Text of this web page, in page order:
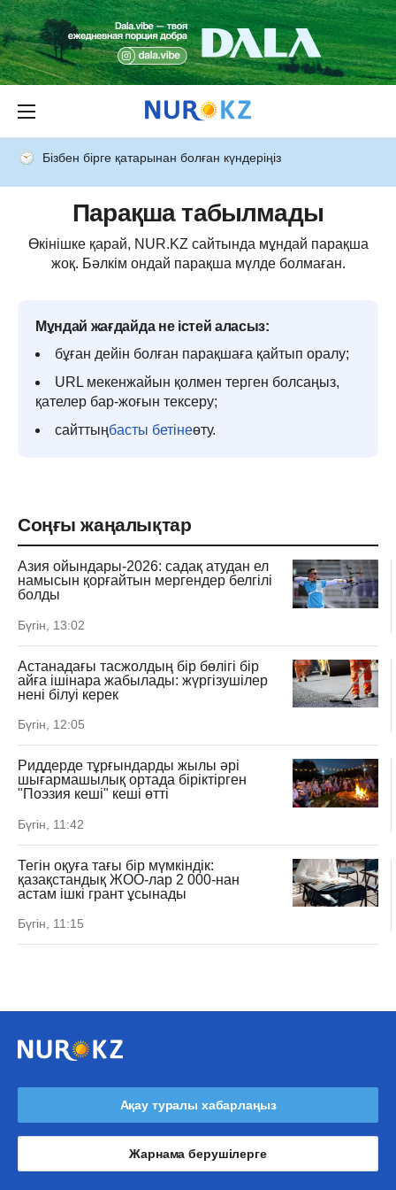
Бізбен бірге қатарынан болған күндеріңіз
Парақша табылмады
Өкінішке қарай, NUR.KZ сайтында мұндай парақша
жоқ. Бәлкім ондай парақша мүлде болмаған.
Мұндай жағдайда не істей аласыз:
бұған дейін болған парақшаға қайтып оралу;
URL мекенжайын қолмен терген болсаңыз,
қателер бар-жоғын тексеру;
сайттыңбасты бетінеөту.
Соңғы жаңалықтар
Азия ойындары-2026: садақ атудан ел
намысын қорғайтын мергендер белгілі
болды
Бүгін, 13:02
Астанадағы тасжолдың бір бөлігі бір
айға ішінара жабылады: жүргізушілер
нені білуі керек
Бүгін, 12:05
Риддерде тұрғындарды жылы әрі
шығармашылық ортада біріктірген
"Поэзия кеші" кеші өтті
Бүгін, 11:42
Тегін оқуға тағы бір мүмкіндік:
қазақстандық ЖОО-лар 2 000-нан
астам ішкі грант ұсынады
Бүгін, 11:15
Ақау туралы хабарлаңыз
Жарнама берушілерге